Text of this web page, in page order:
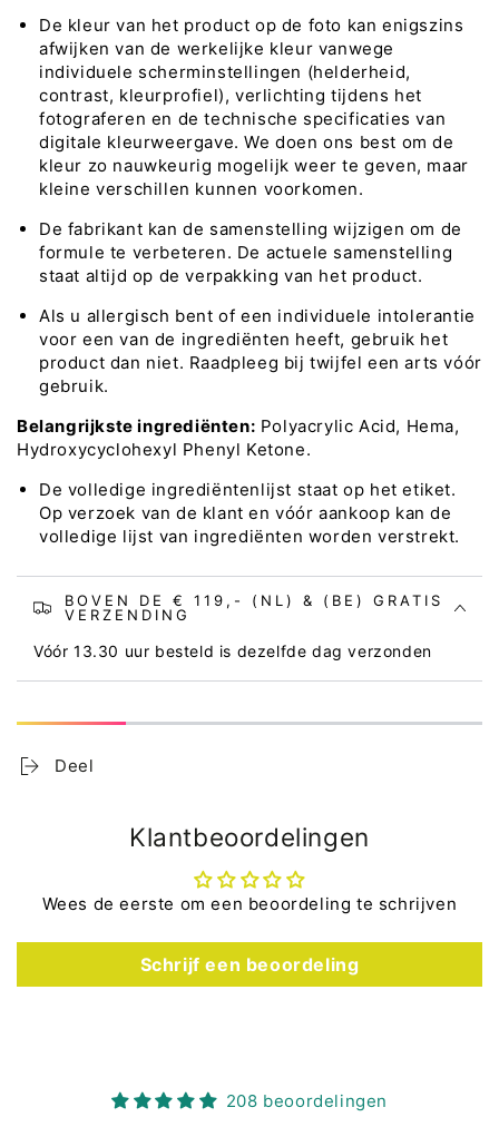
De kleur van het product op de foto kan enigszins
afwijken van de werkelijke kleur vanwege
individuele scherminstellingen (helderheid,
contrast, kleurprofiel), verlichting tijdens het
fotograferen en de technische specificaties van
digitale kleurweergave. We doen ons best om de
kleur zo nauwkeurig mogelijk weer te geven, maar
kleine verschillen kunnen voorkomen.
De fabrikant kan de samenstelling wijzigen om de
formule te verbeteren. De actuele samenstelling
staat altijd op de verpakking van het product.
Als u allergisch bent of een individuele intolerantie
voor een van de ingrediënten heeft, gebruik het
product dan niet. Raadpleeg bij twijfel een arts vóór
gebruik.
Belangrijkste ingrediënten: Polyacrylic Acid, Hema,
Hydroxycyclohexyl Phenyl Ketone.
De volledige ingrediëntenlijst staat op het etiket.
Op verzoek van de klant en vóór aankoop kan de
volledige lijst van ingrediënten worden verstrekt.
BOVEN DE € 119,- (NL) & (BE) GRATIS
VERZENDING
Vóór 13.30 uur besteld is dezelfde dag verzonden
Deel
Klantbeoordelingen
Wees de eerste om een beoordeling te schrijven
Schrijf een beoordeling
208 beoordelingen